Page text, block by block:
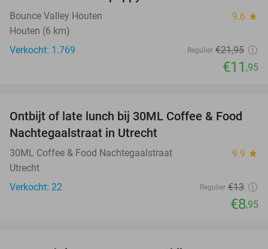
Bounce Valley Houten 9.6 star
Houten (6 km)
Verkocht: 1.769
Regulier €21,95
€11 ,95
31%
Ontbijt of late lunch bij 30ML Coffee & Food
Nachtegaalstraat in Utrecht
30ML Coffee & Food Nachtegaalstraat 9.9 star
Utrecht
Verkocht: 22
Regulier €13
€8,95